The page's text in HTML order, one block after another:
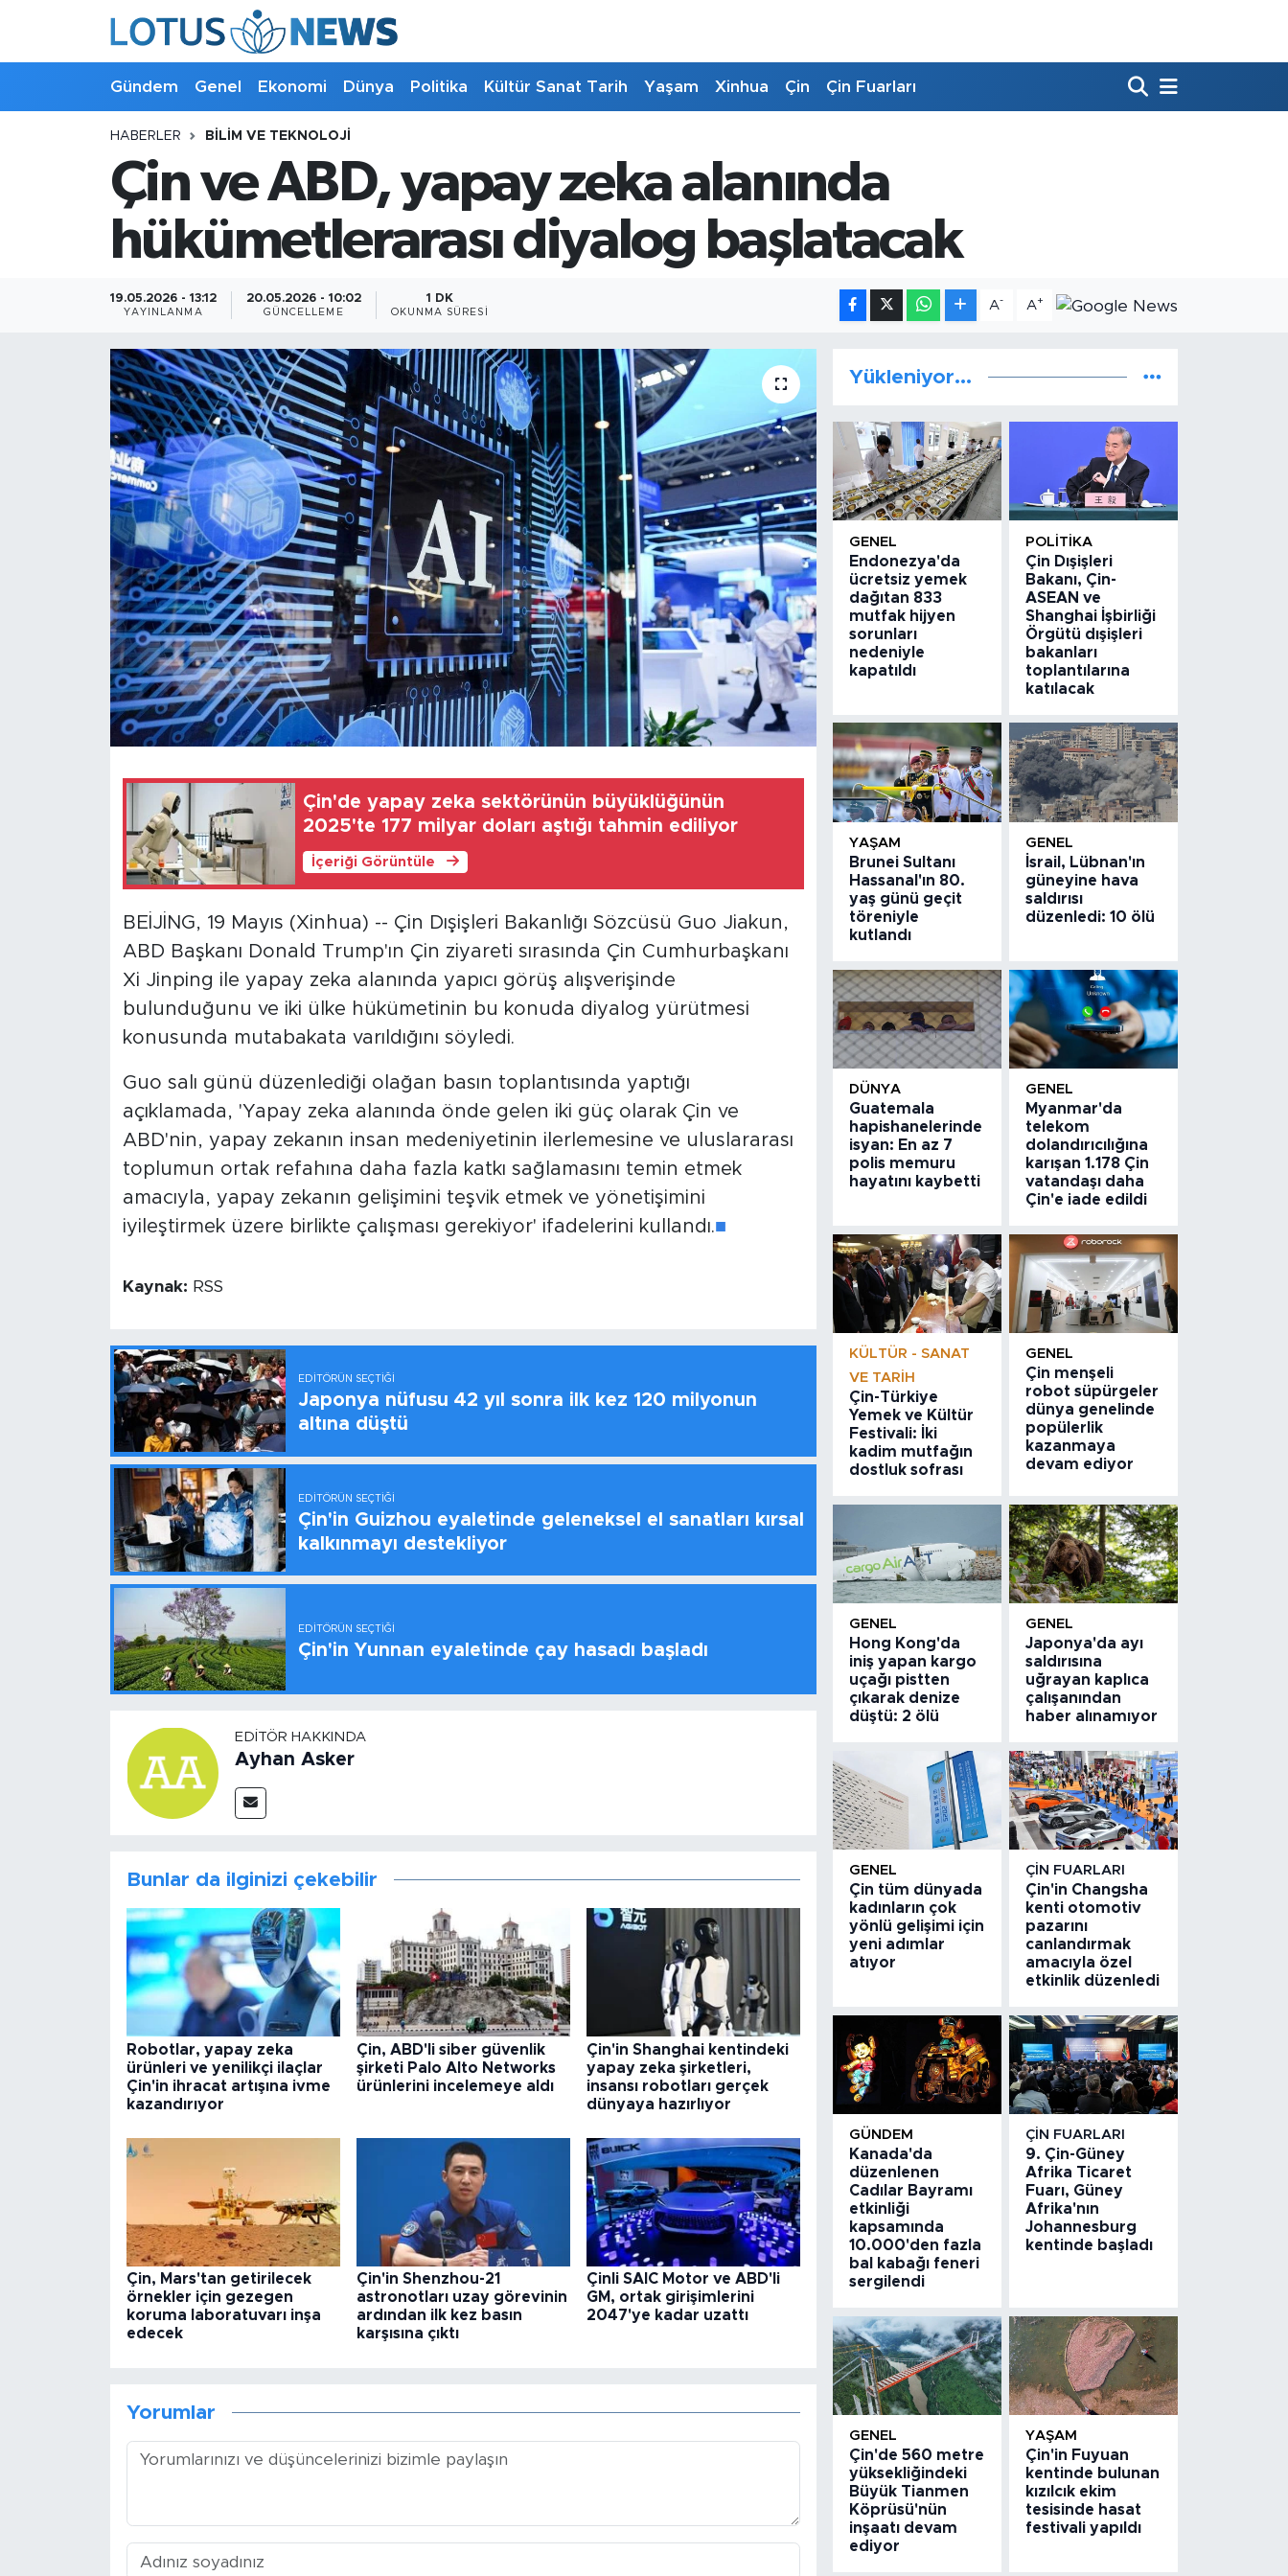
Gündem Genel Ekonomi Dünya Politika Kültür Sanat Tarih Yaşam Xinhua Çin Çin Fuarları
HABERLER BILIM VE TEKNOLOJI
Çin ve ABD, yapay zeka alanında
hükümetlerarası diyalog başlatacak
19.05.2026 - 13:12
YAYINLANMA
20.05.2026 - 10:02
GÜNCELLEME
1 DK
OKUNMA SÜRESI
A- A+
Çin'de yapay zeka sektörünün büyüklüğünün
2025'te 177 milyar doları aştığı tahmin ediliyor
İçeriği Görüntüle
BEİJİNG, 19 Mayıs (Xinhua) -- Çin Dışişleri Bakanlığı Sözcüsü Guo Jiakun,
ABD Başkanı Donald Trump'ın Çin ziyareti sırasında Çin Cumhurbaşkanı
Xi Jinping ile yapay zeka alanında yapıcı görüş alışverişinde
bulunduğunu ve iki ülke hükümetinin bu konuda diyalog yürütmesi
konusunda mutabakata varıldığını söyledi.
Guo salı günü düzenlediği olağan basın toplantısında yaptığı
açıklamada, 'Yapay zeka alanında önde gelen iki güç olarak Çin ve
ABD'nin, yapay zekanın insan medeniyetinin ilerlemesine ve uluslararası
toplumun ortak refahına daha fazla katkı sağlamasını temin etmek
amacıyla, yapay zekanın gelişimini teşvik etmek ve yönetişimini
iyileştirmek üzere birlikte çalışması gerekiyor' ifadelerini kullandı.■
Kaynak: RSS
EDITÖRÜN SEÇTIĞI
Japonya nüfusu 42 yıl sonra ilk kez 120 milyonun
altına düştü
EDITÖRÜN SEÇTIĞI
Çin'in Guizhou eyaletinde geleneksel el sanatları kırsal
kalkınmayı destekliyor
EDITÖRÜN SEÇTIĞI
Çin'in Yunnan eyaletinde çay hasadı başladı
EDITÖR HAKKINDA
Ayhan Asker
Bunlar da ilginizi çekebilir
Robotlar, yapay zeka
ürünleri ve yenilikçi ilaçlar
Çin'in ihracat artışına ivme
kazandırıyor
Çin, ABD'li siber güvenlik
şirketi Palo Alto Networks
ürünlerini incelemeye aldı
Çin'in Shanghai kentindeki
yapay zeka şirketleri,
insansı robotları gerçek
dünyaya hazırlıyor
Çin, Mars'tan getirilecek
örnekler için gezegen
koruma laboratuvarı inşa
edecek
Çin'in Shenzhou-21
astronotları uzay görevinin
ardından ilk kez basın
karşısına çıktı
Çinli SAIC Motor ve ABD'li
GM, ortak girişimlerini
2047'ye kadar uzattı
Yorumlar
Yükleniyor...
GENEL
Endonezya'da
ücretsiz yemek
dağıtan 833
mutfak hijyen
sorunları
nedeniyle
kapatıldı
POLITIKA
Çin Dışişleri
Bakanı, Çin-
ASEAN ve
Shanghai İşbirliği
Örgütü dışişleri
bakanları
toplantılarına
katılacak
YAŞAM
Brunei Sultanı
Hassanal'ın 80.
yaş günü geçit
töreniyle
kutlandı
GENEL
İsrail, Lübnan'ın
güneyine hava
saldırısı
düzenledi: 10 ölü
DÜNYA
Guatemala
hapishanelerinde
isyan: En az 7
polis memuru
hayatını kaybetti
GENEL
Myanmar'da
telekom
dolandırıcılığına
karışan 1.178 Çin
vatandaşı daha
Çin'e iade edildi
KÜLTÜR - SANAT
VE TARIH
Çin-Türkiye
Yemek ve Kültür
Festivali: İki
kadim mutfağın
dostluk sofrası
GENEL
Çin menşeli
robot süpürgeler
dünya genelinde
popülerlik
kazanmaya
devam ediyor
GENEL
Hong Kong'da
iniş yapan kargo
uçağı pistten
çıkarak denize
düştü: 2 ölü
GENEL
Japonya'da ayı
saldırısına
uğrayan kaplıca
çalışanından
haber alınamıyor
GENEL
Çin tüm dünyada
kadınların çok
yönlü gelişimi için
yeni adımlar
atıyor
ÇIN FUARLARI
Çin'in Changsha
kenti otomotiv
pazarını
canlandırmak
amacıyla özel
etkinlik düzenledi
GÜNDEM
Kanada'da
düzenlenen
Cadılar Bayramı
etkinliği
kapsamında
10.000'den fazla
bal kabağı feneri
sergilendi
ÇIN FUARLARI
9. Çin-Güney
Afrika Ticaret
Fuarı, Güney
Afrika'nın
Johannesburg
kentinde başladı
GENEL
Çin'de 560 metre
yüksekliğindeki
Büyük Tianmen
Köprüsü'nün
inşaatı devam
ediyor
YAŞAM
Çin'in Fuyuan
kentinde bulunan
kızılcık ekim
tesisinde hasat
festivali yapıldı
Politika
Bilim ve Teknoloji
Çin Fuarları
Gündem
Foto Haber
Xinhua Türkiye